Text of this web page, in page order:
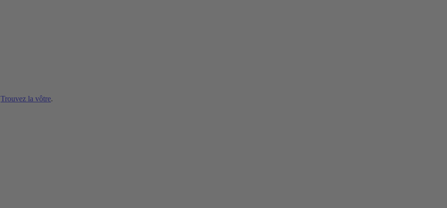
Trouvez la vôtre.